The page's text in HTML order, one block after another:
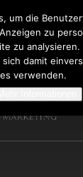
um die
zu
zu
damit
verwenden.